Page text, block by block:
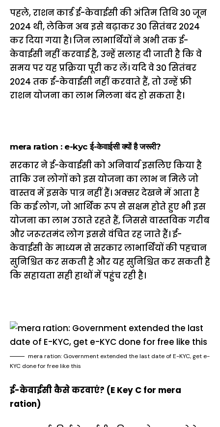
पहले, राशन कार्ड ई-केवाईसी की अंतिम तिथि 30 जून
2024 थी, लेकिन अब इसे बढ़ाकर 30 सितंबर 2024
कर दिया गया है। जिन लाभार्थियों ने अभी तक ई-
केवाईसी नहीं करवाई है, उन्हें सलाह दी जाती है कि वे
समय पर यह प्रक्रिया पूरी कर लें। यदि वे 30 सितंबर
2024 तक ई-केवाईसी नहीं करवाते हैं, तो उन्हें फ्री
राशन योजना का लाभ मिलना बंद हो सकता है।
mera ration : e-kyc ई-केवाईसी क्यों है जरूरी?
सरकार ने ई-केवाईसी को अनिवार्य इसलिए किया है
ताकि उन लोगों को इस योजना का लाभ न मिले जो
वास्तव में इसके पात्र नहीं हैं। अक्सर देखने में आता है
कि कई लोग, जो आर्थिक रूप से सक्षम होते हुए भी इस
योजना का लाभ उठाते रहते हैं, जिससे वास्तविक गरीब
और जरूरतमंद लोग इससे वंचित रह जाते हैं। ई-
केवाईसी के माध्यम से सरकार लाभार्थियों की पहचान
सुनिश्चित कर सकती है और यह सुनिश्चित कर सकती है
कि सहायता सही हाथों में पहुंच रही है।
mera ration: Government extended the last date of E-KYC, get e-
KYC done for free like this
ई-केवाईसी कैसे करवाएं? (E Key C for mera
ration)